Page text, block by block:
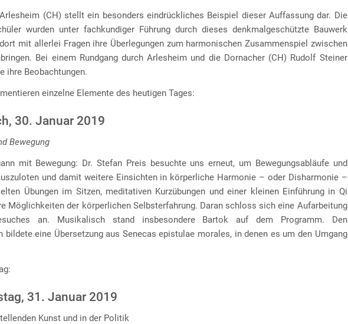
(CH) stellt ein besonders eindrückliches Beispiel dieser Auffassung dar. Die
wurden unter fachkundiger Führung durch dieses denkmalgeschützte Bauwerk
mit allerlei Fragen ihre Überlegungen zum harmonischen Zusammenspiel zwischen
Bei einem Rundgang durch Arlesheim und die Dornacher (CH) Rudolf Steiner
ihre Beobachtungen.
einzelne Elemente des heutigen Tages:
30. Januar 2019
Bewegung
mit Bewegung: Dr. Stefan Preis besuchte uns erneut, um Bewegungsabläufe und
und damit weitere Einsichten in körperliche Harmonie – oder Disharmonie –
Übungen im Sitzen, meditativen Kurzübungen und einer kleinen Einführung in Qi
Möglichkeiten der körperlichen Selbsterfahrung. Daran schloss sich eine Aufarbeitung
an. Musikalisch stand insbesondere Bartok auf dem Programm. Den
bildete eine Übersetzung aus Senecas epistulae morales, in denen es um den Umgang
31. Januar 2019
Kunst und in der Politik